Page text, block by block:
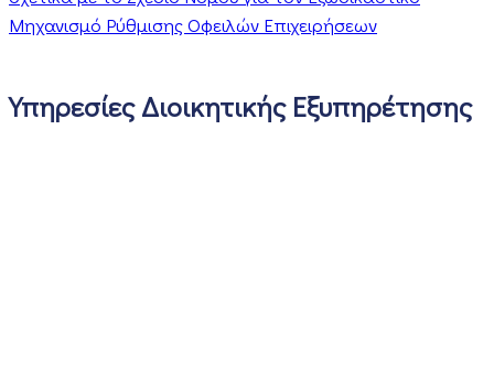
Μηχανισμό Ρύθμισης Οφειλών Επιχειρήσεων
Υπηρεσίες Διοικητικής Εξυπηρέτησης